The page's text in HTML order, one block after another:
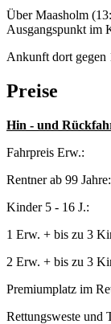
Über Maasholm
Ausgangspunkt im
Ankunft dort gegen
Preise
Hin - und
Fahrpreis
Rentner ab 99
Kinder 5 - 16
1 Erw. + bis zu 3
2 Erw. + bis zu 3
Premiumplatz im
Rettungsweste und